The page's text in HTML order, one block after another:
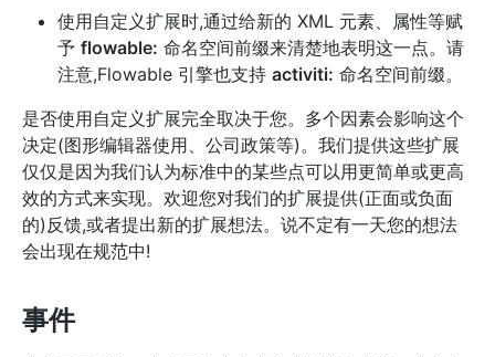
使用自定义扩展时,通过给新的 XML 元素、属性等赋
予 flowable: 命名空间前缀来清楚地表明这一点。请
注意,Flowable 引擎也支持 activiti: 命名空间前缀。
是否使用自定义扩展完全取决于您。多个因素会影响这个
决定(图形编辑器使用、公司政策等)。我们提供这些扩展
仅仅是因为我们认为标准中的某些点可以用更简单或更高
效的方式来实现。欢迎您对我们的扩展提供(正面或负面
的)反馈,或者提出新的扩展想法。说不定有一天您的想法
会出现在规范中!
事件